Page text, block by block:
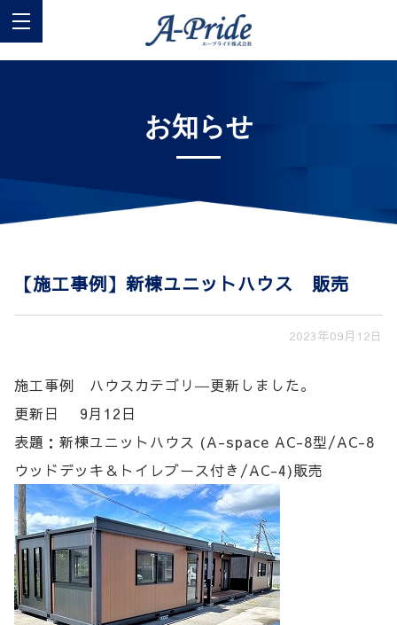
お知らせ
【施工事例】新棟ユニットハウス 販売
2023年09月12日
施工事例 ハウスカテゴリ―更新しました。
更新日 9月12日
表題：新棟ユニットハウス (A-space AC-8型/AC-8
ウッドデッキ＆トイレブース付き/AC-4)販売